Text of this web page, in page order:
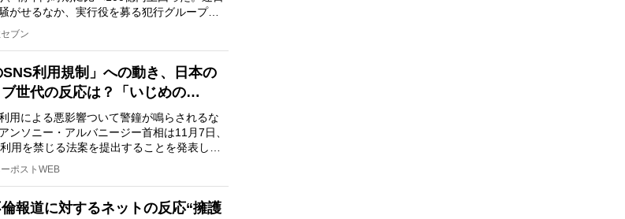
がせるなか、実行役を募る犯行グループ
ブン
利用規制」への動き、日本の
世代の反応は？「いじめの…
用による悪影響ついて警鐘が鳴らされるな
ンソニー・アルバニージー首相は11月7日、
用を禁じる法案を提出することを発表し
ポストWEB
報道に対するネットの反応“擁護